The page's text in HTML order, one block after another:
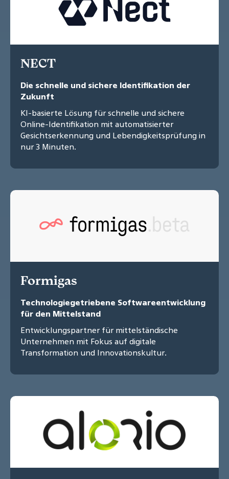
NECT
Die schnelle und sichere Identifikation der
Zukunft
KI-basierte Lösung für schnelle und sichere
Online-Identifikation mit automatisierter
Gesichtserkennung und Lebendigkeitsprüfung in
nur 3 Minuten.
Formigas
Technologiegetriebene Softwareentwicklung
für den Mittelstand
Entwicklungspartner für mittelständische
Unternehmen mit Fokus auf digitale
Transformation und Innovationskultur.